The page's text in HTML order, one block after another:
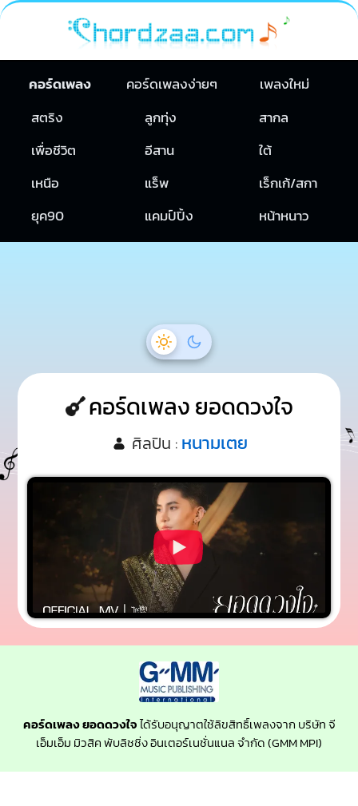
คอร์ดเพลง คอร์ดเพลงง่ายๆ
เพลงใหม่
สตริง
ลูกทุ่ง
สากล
เพื่อชีวิต
อีสาน
ใต้
เหนือ
แร็พ
เร็กเก้/สกา
ยุค90
แคมป์ปิ้ง หน้าหนาว
คอร์ดเพลง ยอดดวงใจ
ศิลปิน : หนามเตย
คอร์ดเพลง ยอดดวงใจได้รับอนุญาตใช้ลิขสิทธิ์เพลงจาก บริษัท จี
เอ็มเอ็ม มิวสิค พับลิชชิ่ง อินเตอร์เนชั่นแนล จำกัด (GMM MPI)